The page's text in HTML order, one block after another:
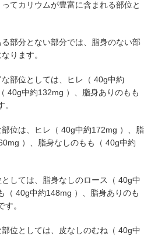
てカリウムが豊富に含まれる部位と
部分とない部分では、脂身のない部
ります。
部位としては、ヒレ（ 40g中約
40g中約132mg ）、脂身ありのもも
位は、ヒレ（ 40g中約172mg ）、脂
）、脂身なしのもも（ 40g中約
しては、脂身なしのロース（ 40g中
（ 40g中約148mg ）、脂身ありのも
。
位としては、皮なしのむね（ 40g中